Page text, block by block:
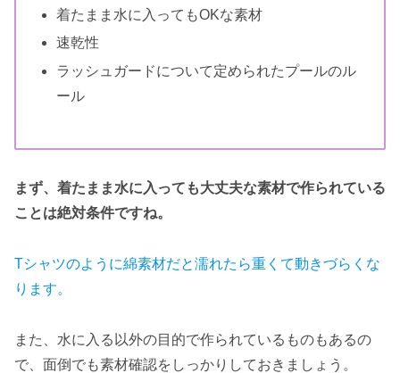
着たまま水に入ってもOKな素材
速乾性
ラッシュガードについて定められたプールのル
ール
まず、着たまま水に入っても大丈夫な素材で作られている
ことは絶対条件ですね。
Tシャツのように綿素材だと濡れたら重くて動きづらくな
ります。
また、水に入る以外の目的で作られているものもあるの
で、面倒でも素材確認をしっかりしておきましょう。